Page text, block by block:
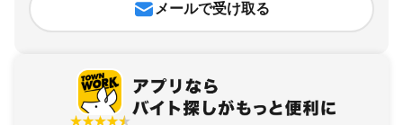
メールで受け取る